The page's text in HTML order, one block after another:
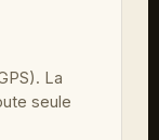
La
seule